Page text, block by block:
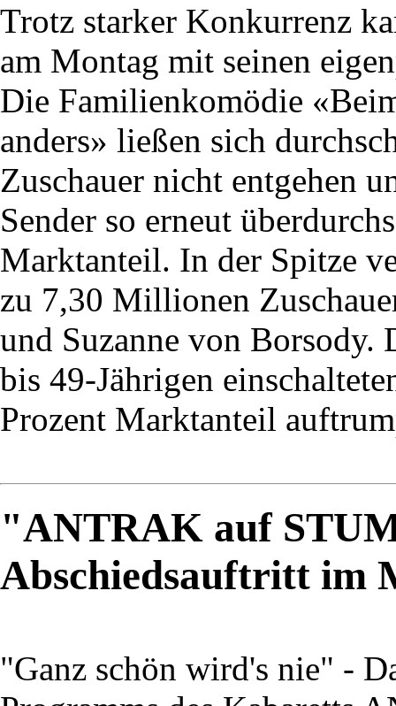
Trotz starker Konkurrenz
am Montag mit seinen
Die Familienkomödie
anders» ließen sich
Zuschauer nicht entgehen
Sender so erneut
Marktanteil. In der Spitze
zu 7,30 Millionen
und Suzanne von
bis 49-Jährigen
Prozent Marktanteil
"ANTRAK auf
Abschiedsauftritt im
"Ganz schön wird's nie" -